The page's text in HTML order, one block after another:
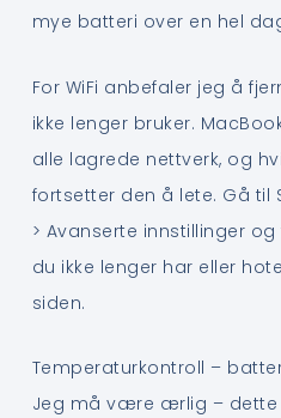
mye batteri over en hel
For WiFi anbefaler jeg å
ikke lenger bruker.
alle lagrede nettverk, og
fortsetter den å lete. Gå til
> Avanserte innstillinger
du ikke lenger har eller
siden.
Temperaturkontroll –
Jeg må være ærlig –